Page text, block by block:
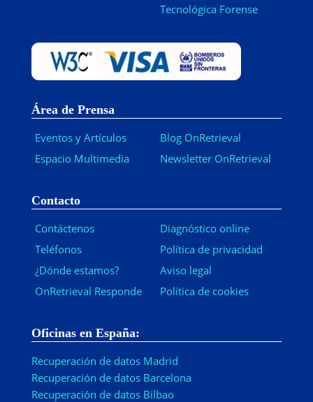
Tecnológica Forense
Área de Prensa
Eventos y Artículos
Espacio Multimedia
Blog OnRetrieval
Newsletter OnRetrieval
Contacto
Contáctenos
Teléfonos
¿Dónde estamos?
OnRetrieval Responde
Diagnóstico online
Política de privacidad
Aviso legal
Política de cookies
Oficinas en España:
Recuperación de datos Madrid
Recuperación de datos Barcelona
Recuperación de datos Bilbao